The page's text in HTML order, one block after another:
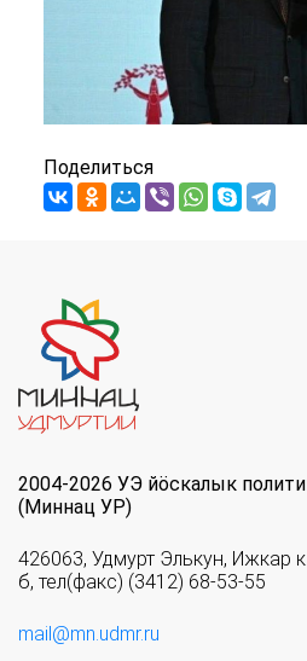
Поделиться
2004-2026 УЭ йöскалык
(Миннац УР)
426063, Удмурт Элькун, Ижкар
б, тел(факс) (3412) 68-53-55
mail@mn.udmr.ru